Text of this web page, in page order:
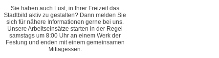
Sie haben auch Lust, in Ihrer Freizeit das
Stadtbild aktiv zu gestalten? Dann melden Sie
sich für nähere Informationen gerne bei uns.
Unsere Arbeitseinsätze starten in der Regel
samstags um 8:00 Uhr an einem Werk der
Festung und enden mit einem gemeinsamen
Mittagessen.